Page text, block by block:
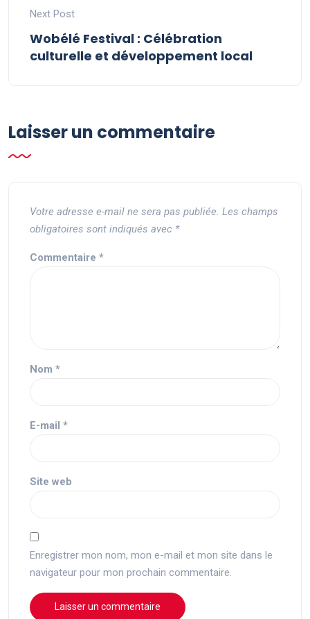
Next Post
Wobélé Festival : Célébration
culturelle et développement local
Laisser un commentaire
Votre adresse e-mail ne sera pas publiée. Les champs
obligatoires sont indiqués avec *
Commentaire *
Nom *
E-mail *
Site web
Enregistrer mon nom, mon e-mail et mon site dans le
navigateur pour mon prochain commentaire.